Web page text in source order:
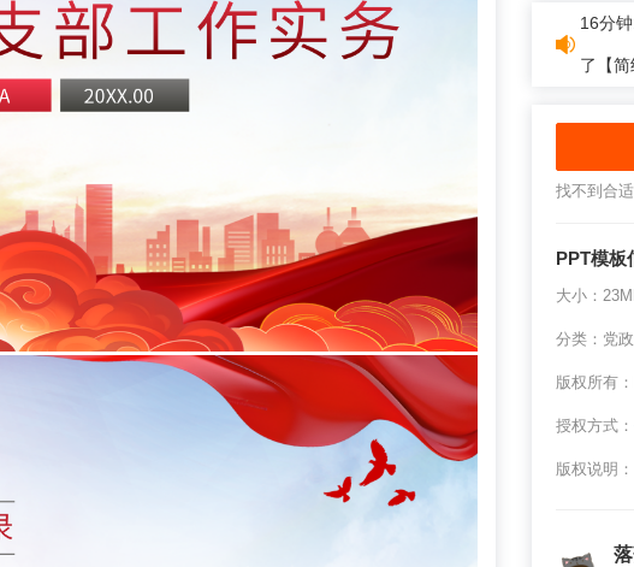
16分
了【简
找不到合
PPT模板
大小：
分类： 党政
版权所有
授权方式：
版权说明